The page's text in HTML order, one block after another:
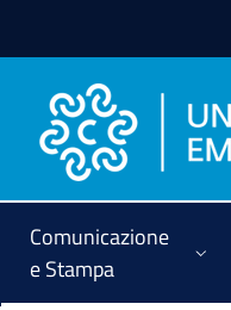
Comunicazione
e Stampa